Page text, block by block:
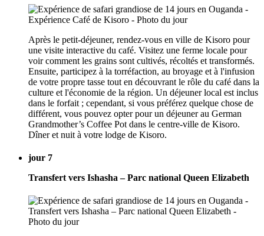
Après le petit-déjeuner, rendez-vous en ville de Kisoro pour
une visite interactive du café. Visitez une ferme locale pour
voir comment les grains sont cultivés, récoltés et transformés.
Ensuite, participez à la torréfaction, au broyage et à l'infusion
de votre propre tasse tout en découvrant le rôle du café dans la
culture et l'économie de la région. Un déjeuner local est inclus
dans le forfait ; cependant, si vous préférez quelque chose de
différent, vous pouvez opter pour un déjeuner au German
Grandmother’s Coffee Pot dans le centre-ville de Kisoro.
Dîner et nuit à votre lodge de Kisoro.
jour 7
Transfert vers Ishasha – Parc national Queen Elizabeth